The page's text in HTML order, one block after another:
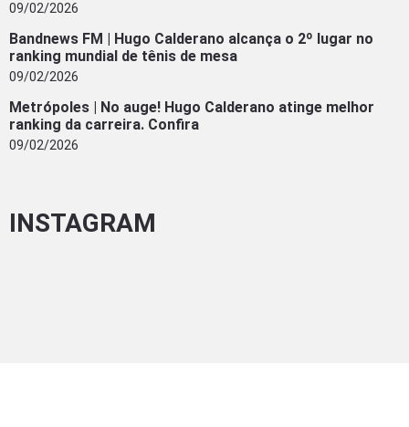
09/02/2026
Bandnews FM | Hugo Calderano alcança o 2º lugar no
ranking mundial de tênis de mesa
09/02/2026
Metrópoles | No auge! Hugo Calderano atinge melhor
ranking da carreira. Confira
09/02/2026
INSTAGRAM